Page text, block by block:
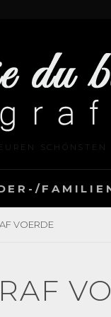
SCHÖNSTEN
VOERDE